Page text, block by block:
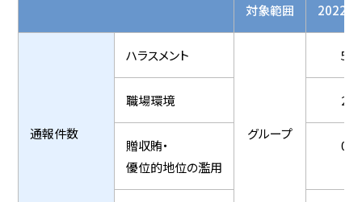
対象範囲 2022年
通報件数
ハラスメント
グループ
5
職場環境 2
贈収賄・
優位的地位の濫用
0